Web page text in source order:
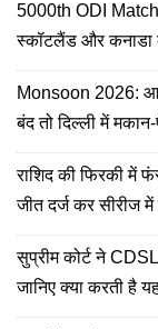
5000th ODI Match
स्कॉटलैंड और कनाडा
Monsoon 2026:
बंद तो दिल्ली में
राशिद की फिरकी
जीत दर्ज कर सीरीज
सुप्रीम कोर्ट ने
जानिए क्या करती है